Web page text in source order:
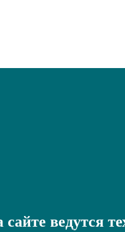
сайте ведутся